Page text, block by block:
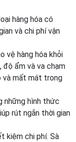
hàng hóa có
và chi phí vận
vệ hàng hóa khỏi
ẩm và va chạm
và mất mát trong
những hình thức
rút ngắn thời gian
kiệm chi phí. Sà